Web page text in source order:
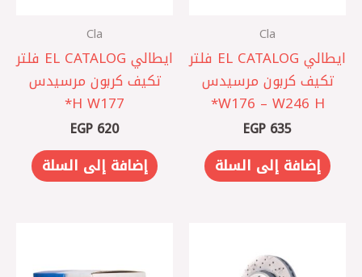
Cla
ايطالي EL CATALOG فلتر
تكيف كربون مرسيدس
W176 – W246 H*
EGP 635
إضافة إلى السلة
Cla
ايطالي EL CATALOG فلتر
تكيف كربون مرسيدس
W177 ‏H*
EGP 620
إضافة إلى السلة